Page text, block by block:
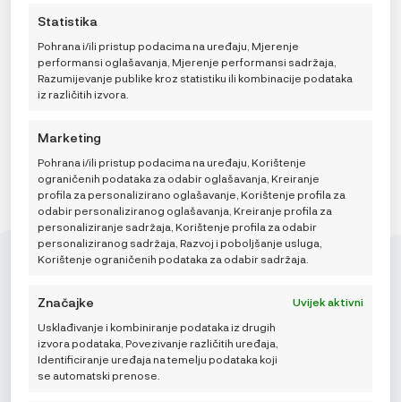
privole može negativno utjecati na određene značajke i
prekidača na Politici kolačića ili klikom na gumb za
upravljanje privolom na dnu ekrana.
Statistika
Pohrana i/ili pristup podacima na uređaju, Mjerenje
performansi oglašavanja, Mjerenje performansi sadržaja,
Razumijevanje publike kroz statistiku ili kombinacije podataka
iz različitih izvora.
Marketing
Pohrana i/ili pristup podacima na uređaju, Korištenje
ograničenih podataka za odabir oglašavanja, Kreiranje
profila za personalizirano oglašavanje, Korištenje profila za
odabir personaliziranog oglašavanja, Kreiranje profila za
personaliziranje sadržaja, Korištenje profila za odabir
personaliziranog sadržaja, Razvoj i poboljšanje usluga,
Korištenje ograničenih podataka za odabir sadržaja.
Značajke
Uvijek aktivni
Usklađivanje i kombiniranje podataka iz drugih
izvora podataka, Povezivanje različitih uređaja,
Identificiranje uređaja na temelju podataka koji
se automatski prenose.
DODAJ U KOŠARICU
Mikroedra d.o.o.
(01) 48 22 132
info@najnaj.eu